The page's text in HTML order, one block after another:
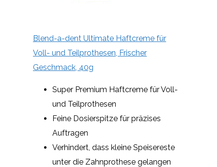
Blend-a-dent Ultimate Haftcreme für
Voll- und Teilprothesen, Frischer
Geschmack, 40g
Super Premium Haftcreme für Voll-
und Teilprothesen
Feine Dosierspitze für präzises
Auftragen
Verhindert, dass kleine Speisereste
unter die Zahnprothese gelangen